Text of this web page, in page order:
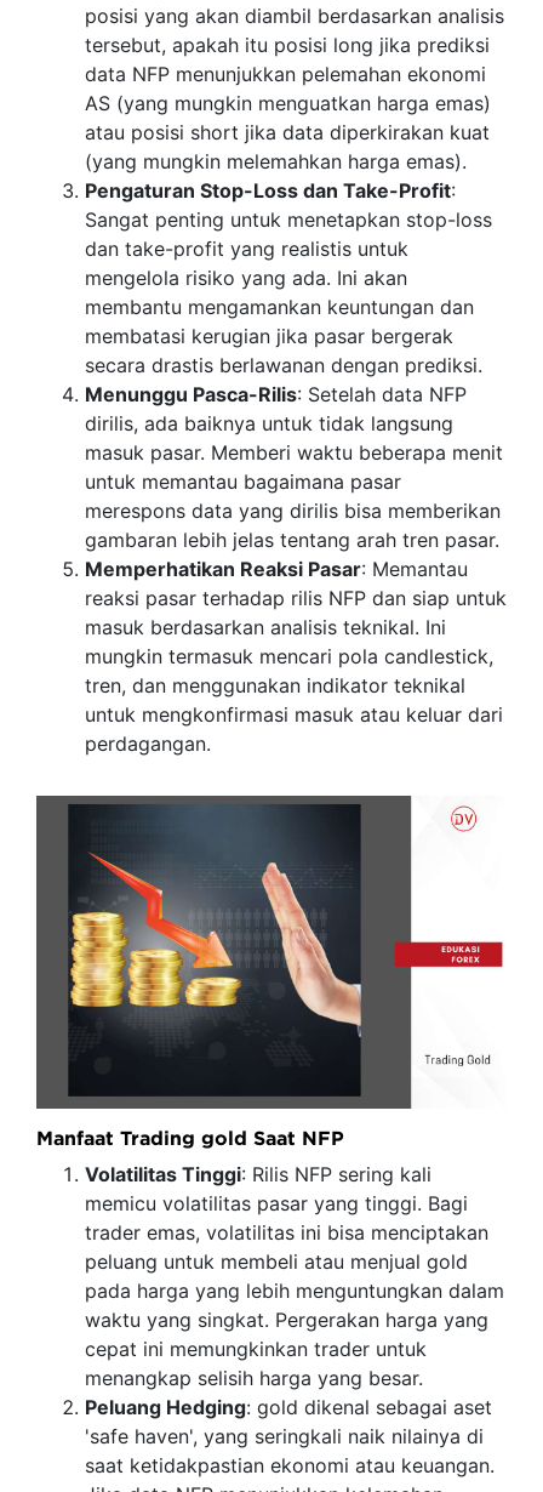
posisi yang akan diambil berdasarkan analisis
tersebut, apakah itu posisi long jika prediksi
data NFP menunjukkan pelemahan ekonomi
AS (yang mungkin menguatkan harga emas)
atau posisi short jika data diperkirakan kuat
(yang mungkin melemahkan harga emas).
Pengaturan Stop-Loss dan Take-Profit:
Sangat penting untuk menetapkan stop-loss
dan take-profit yang realistis untuk
mengelola risiko yang ada. Ini akan
membantu mengamankan keuntungan dan
membatasi kerugian jika pasar bergerak
secara drastis berlawanan dengan prediksi.
Menunggu Pasca-Rilis: Setelah data NFP
dirilis, ada baiknya untuk tidak langsung
masuk pasar. Memberi waktu beberapa menit
untuk memantau bagaimana pasar
merespons data yang dirilis bisa memberikan
gambaran lebih jelas tentang arah tren pasar.
Memperhatikan Reaksi Pasar: Memantau
reaksi pasar terhadap rilis NFP dan siap untuk
masuk berdasarkan analisis teknikal. Ini
mungkin termasuk mencari pola candlestick,
tren, dan menggunakan indikator teknikal
untuk mengkonfirmasi masuk atau keluar dari
perdagangan.
Manfaat Trading gold Saat NFP
Volatilitas Tinggi: Rilis NFP sering kali
memicu volatilitas pasar yang tinggi. Bagi
trader emas, volatilitas ini bisa menciptakan
peluang untuk membeli atau menjual gold
pada harga yang lebih menguntungkan dalam
waktu yang singkat. Pergerakan harga yang
cepat ini memungkinkan trader untuk
menangkap selisih harga yang besar.
Peluang Hedging: gold dikenal sebagai aset
'safe haven', yang seringkali naik nilainya di
saat ketidakpastian ekonomi atau keuangan.